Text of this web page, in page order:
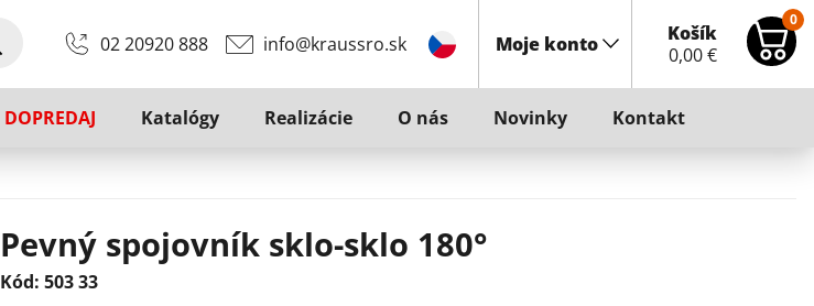
02 20920 888 info@kraussro.sk Moje konto
Košík
0,00€
0
DOPREDAJ Katalógy Realizácie O nás Novinky Kontakt
Pevný spojovník sklo-sklo 180°
Kód: 503 33